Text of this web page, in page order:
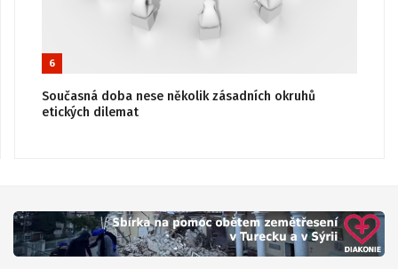
6
Současná doba nese několik zásadních okruhů
etických dilemat